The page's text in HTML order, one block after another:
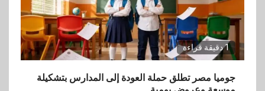
1 دقيقة قراءة
جوميا مصر تطلق حملة العودة إلى المدارس بتشكيلة